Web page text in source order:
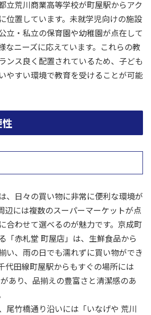
立荒川商業高等学校が町屋駅からアク
位置しています。未就学児向けの施設
立・私立の保育園や幼稚園が点在して
なニーズに応えています。これらの教
ンス良く配置されているため、子ども
やすい環境で教育を受けることが可能
、日々の買い物に非常に便利な環境が
辺には複数のスーパーマーケットが点
合わせて選べるのが魅力です。京成町
「赤札堂 町屋店」は、生鮮食品から
い、雨の日でも濡れずに買い物ができ
代田線町屋駅からもすぐの場所には
があり、品揃えの豊富さと清潔感のあ
尾竹橋通り沿いには「いなげや 荒川